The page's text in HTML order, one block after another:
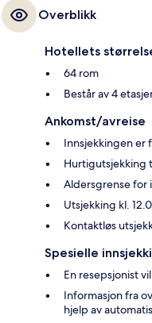
Overblikk
Hotellets
64 rom
Består av 4
Ankomst/avreise
Innsjekkingen er
Hurtigutsjekking
Aldersgrense for
Utsjekking kl.
Kontaktløs
Spesielle
En resepsjonist
Informasjon fra
hjelp av